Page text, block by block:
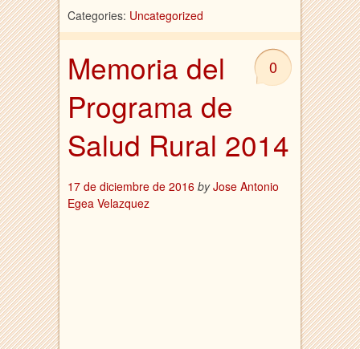
Categories: Uncategorized
0
Memoria del
Programa de
Salud Rural 2014
17 de diciembre de 2016 by Jose Antonio
Egea Velazquez